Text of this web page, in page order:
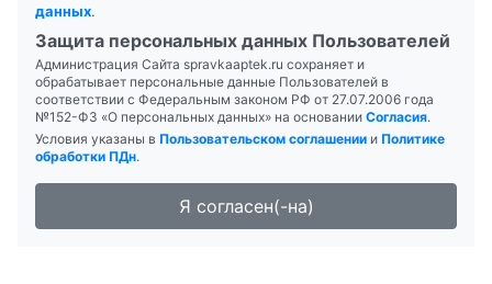
данных.
Защита персональных данных Пользователей
Администрация Сайта spravkaaptek.ru сохраняет и
обрабатывает персональные данные Пользователей в
соответствии с Федеральным законом РФ от 27.07.2006 года
№152-ФЗ «О персональных данных» на основании Согласия.
Условия указаны в Пользовательском соглашении и Политике
обработки ПДн.
Я согласен(-на)